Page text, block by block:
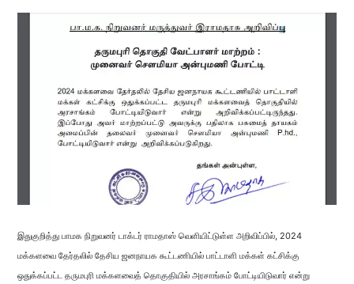
இதுகுறித்து பாமக நிறுவனர் டாக்டர் ராமதாஸ் வெளியிட்டுள்ள அறிவிப்பில், 2024
மக்களவை தேர்தலில் தேசிய ஜனநாயக கூட்டணியில் பாட்டாளி மக்கள் கட்சிக்கு
ஒதுக்கப்பட்ட தருமபுரி மக்களவைத் தொகுதியில் அரசாங்கம் போட்டியிடுவார் என்று